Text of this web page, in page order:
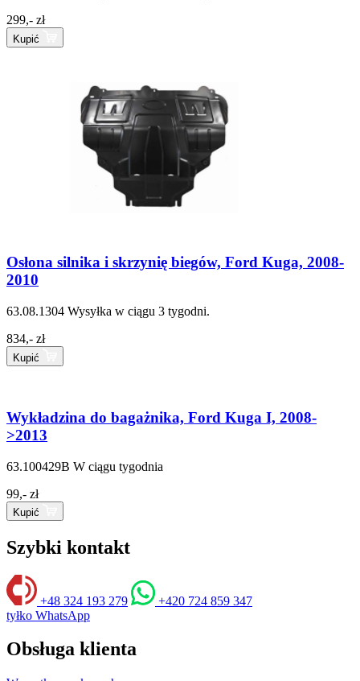
299,- zł
Kupić
Osłona silnika i skrzynię biegów, Ford Kuga, 2008-
2010
63.08.1304 Wysyłka w ciągu 3 tygodni.
834,- zł
Kupić
Wykładzina do bagażnika, Ford Kuga I, 2008-
>2013
63.100429B W ciągu tygodnia
99,- zł
Kupić
Szybki kontakt
+48 324 193 279
+420 724 859 347
tyłko WhatsApp
Obsługa klienta